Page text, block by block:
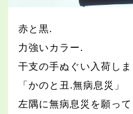
赤と黒.
力強いカラー.
干支の手ぬぐい入荷しま
「かのと丑 .無病息災」
左隅に無病息災を願っ